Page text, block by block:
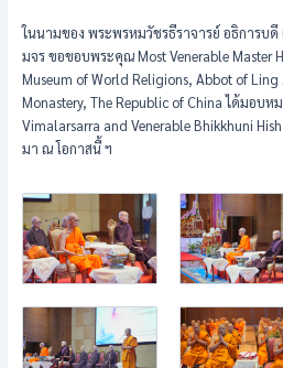
ในนามของ พระพรหมวัชรธีราจารย์ อธิการบ
มจร ขอขอบพระคุณ Most Venerable Master
Museum of World Religions, Abbot of Ling
Monastery, The Republic of China ได้มอบห
Vimalarsarra and Venerable Bhikkhuni
มา ณ โอกาสนี้ ฯ